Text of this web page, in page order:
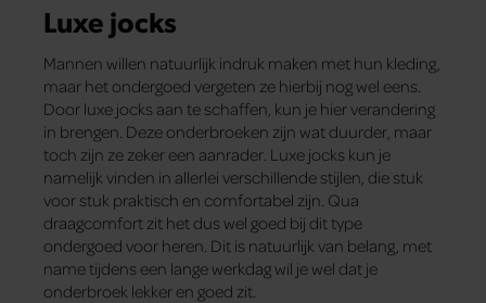
Luxe jocks
Mannen willen natuurlijk indruk maken met hun kleding,
maar het ondergoed vergeten ze hierbij nog wel eens.
Door luxe jocks aan te schaffen, kun je hier verandering
in brengen. Deze onderbroeken zijn wat duurder, maar
toch zijn ze zeker een aanrader. Luxe jocks kun je
namelijk vinden in allerlei verschillende stijlen, die stuk
voor stuk praktisch en comfortabel zijn. Qua
draagcomfort zit het dus wel goed bij dit type
ondergoed voor heren. Dit is natuurlijk van belang, met
name tijdens een lange werkdag wil je wel dat je
onderbroek lekker en goed zit.